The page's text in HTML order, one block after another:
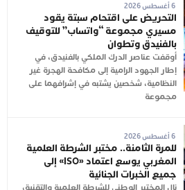
6 أغسطس 2026
التحريض على اقتحام سبتة يقود
مسيري مجموعة “واتساب” للتوقيف
بالفنيدق وتطوان
أوقفت عناصر الدرك الملكي بالفنيدق، في
إطار الجهود الرامية إلى مكافحة الهجرة غير
النظامية، شخصين يشتبه في إشرافهما على
مجموعة
6 أغسطس 2026
للمرة الثامنة.. مختبر الشرطة العلمية
المغربي يوسع اعتماد «ISO» إلى
جميع الخبرات الجنائية
نال المختبر الوطني للشرطة العلمية والتقنية،